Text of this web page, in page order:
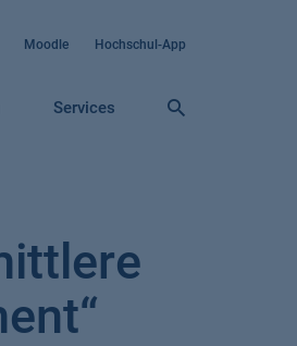
Moodle Hochschul-App
Services